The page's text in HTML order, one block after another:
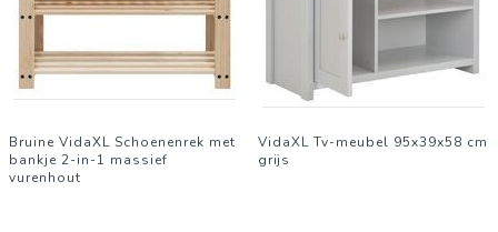
Bruine VidaXL Schoenenrek met
bankje 2-in-1 massief
vurenhout
VidaXL Tv-meubel 95x39x58 cm
grijs